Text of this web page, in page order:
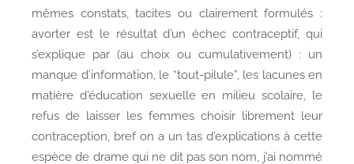
mêmes constats, tacites ou clairement formulés :
avorter est le résultat d’un échec contraceptif, qui
s’explique par (au choix ou cumulativement) : un
manque d’information, le “tout-pilule”, les lacunes en
matière d’éducation sexuelle en milieu scolaire, le
refus de laisser les femmes choisir librement leur
contraception, bref on a un tas d’explications à cette
espèce de drame qui ne dit pas son nom, j’ai nommé